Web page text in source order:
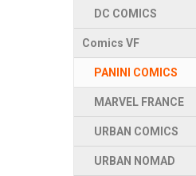
DC COMICS
Comics VF
PANINI COMICS
MARVEL FRANCE
URBAN COMICS
URBAN NOMAD